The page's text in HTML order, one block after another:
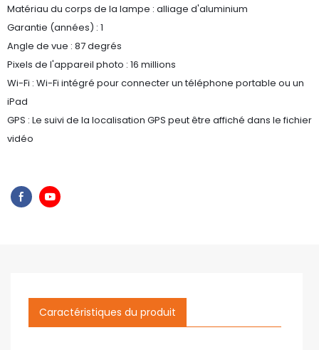
Matériau du corps de la lampe : alliage d'aluminium
Garantie (années) : 1
Angle de vue : 87 degrés
Pixels de l'appareil photo : 16 millions
Wi-Fi : Wi-Fi intégré pour connecter un téléphone portable ou un
iPad
GPS : Le suivi de la localisation GPS peut être affiché dans le fichier
vidéo
Caractéristiques du produit